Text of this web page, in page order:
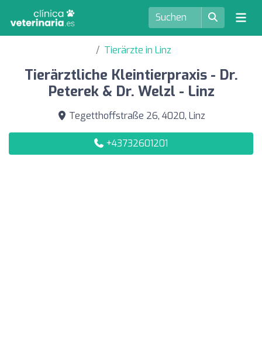
Tierärzte in Linz
Tierärztliche Kleintierpraxis - Dr.
Peterek & Dr. Welzl - Linz
Tegetthoffstraße 26, 4020, Linz
+43732601201